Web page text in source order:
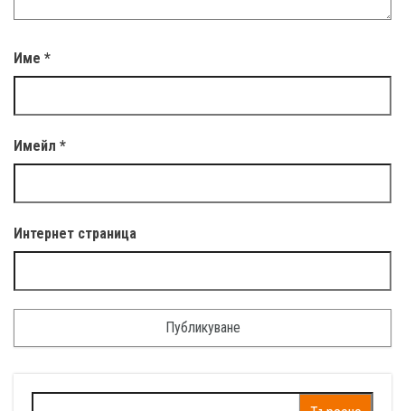
Име *
Имейл *
Интернет страница